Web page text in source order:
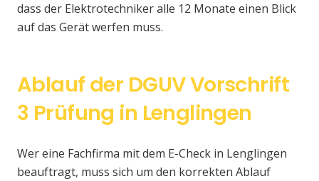
dass der Elektrotechniker alle 12 Monate einen Blick
auf das Gerät werfen muss.
Ablauf der DGUV Vorschrift
3 Prüfung in Lenglingen
Wer eine Fachfirma mit dem E-Check in Lenglingen
beauftragt, muss sich um den korrekten Ablauf